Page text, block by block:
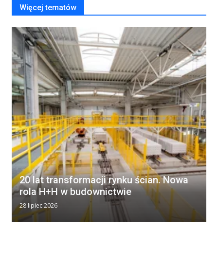
Więcej tematów
20 lat transformacji rynku ścian. Nowa
rola H+H w budownictwie
28 lipiec 2026